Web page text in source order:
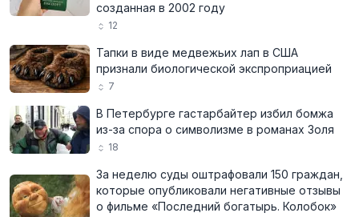
созданная в 2002 году
12
Тапки в виде медвежьих лап в США
признали биологической экспроприацией
7
В Петербурге гастарбайтер избил бомжа
из-за спора о символизме в романах Золя
18
За неделю суды оштрафовали 150 граждан,
которые опубликовали негативные отзывы
о фильме «Последний богатырь. Колобок»